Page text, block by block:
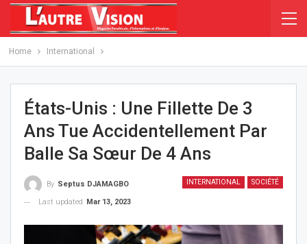
Home International
États-Unis : Une Fillette De 3
Ans Tue Accidentellement Par
Balle Sa Sœur De 4 Ans
INTERNATIONAL SOCIÉTÉ
By Septus DJAMAGBO
Last updated
Mar 13, 2023